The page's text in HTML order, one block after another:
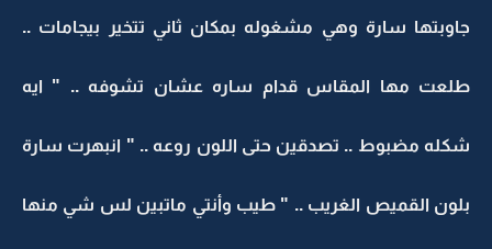
جاوبتها سارة وهي مشغوله بمكان ثاني تتخير بيجامات ..
طلعت مها المقاس قدام ساره عشان تشوفه .. " ايه
شكله مضبوط .. تصدقين حتى اللون روعه .. " انبهرت سارة
بلون القميص الغريب .. " طيب وأنتي ماتبين لس شي منها